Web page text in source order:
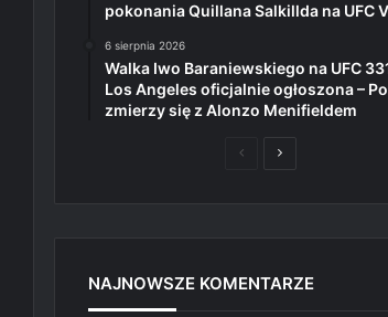
pokonania Quillana Salkillda na UFC
6 sierpnia 2026
Walka Iwo Baraniewskiego na UFC
Los Angeles oficjalnie ogłoszona –
zmierzy się z Alonzo Menifieldem
PoprzedniaNastępna
NAJNOWSZE KOMENTARZE